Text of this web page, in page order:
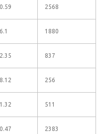
2568
1880
837
256
511
2383